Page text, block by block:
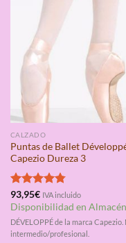
CALZADO
Puntas de Ballet
Capezio Dureza 3
Valorado
con4.75
de 5
93,95€ IVA incluido
Disponibilidad en Almacén
DÉVELOPPÉ de la marca Capezio.
intermedio/profesional.